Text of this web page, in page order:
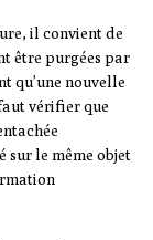
il convient de
être purgées par
qu’une nouvelle
vérifier que
sur le même objet